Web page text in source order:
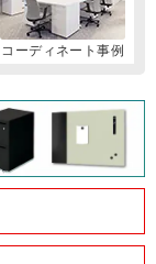
コーディネート事例